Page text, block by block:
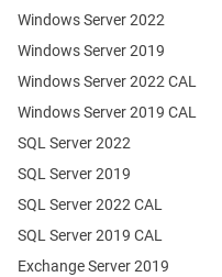
Windows Server 2022
Windows Server 2019
Exchange Server 2019
SQL Server 2022
SQL Server 2019
Windows Server 2022 CAL
Windows Server 2019 CAL
SQL Server 2022 CAL
SQL Server 2019 CAL